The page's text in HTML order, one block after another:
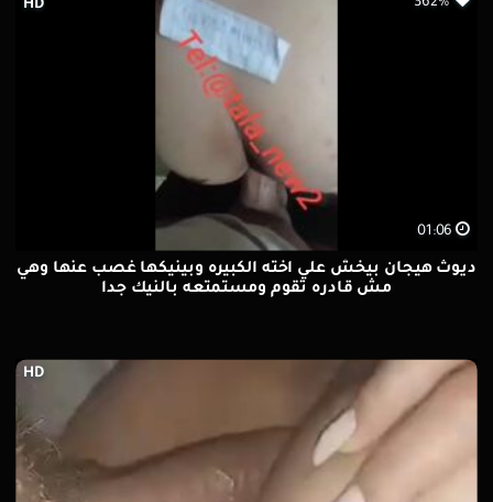
01:06
HD 362%
ديوث هيجان بيخش علي اخته الكبيره وبينيكها غصب عنها وهي
مش قادره تقوم ومستمتعه بالنيك جدا
HD